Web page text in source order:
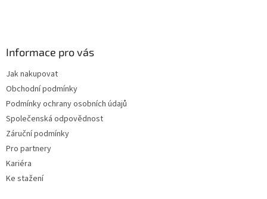
Informace pro vás
Jak nakupovat
Obchodní podmínky
Podmínky ochrany osobních údajů
Společenská odpovědnost
Záruční podmínky
Pro partnery
Kariéra
Ke stažení